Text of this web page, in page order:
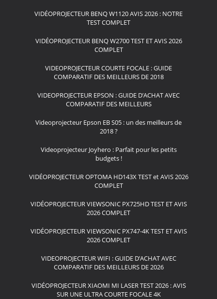
VIDÉOPROJECTEUR BENQ W1120 AVIS 2026 : NOTRE
TEST COMPLET
VIDÉOPROJECTEUR BENQ W2700 TEST ET AVIS 2026
COMPLET
VIDEOPROJECTEUR COURTE FOCALE : GUIDE
COMPARATIF DES MEILLEURS DE 2018
VIDEOPROJECTEUR EPSON : GUIDE D’ACHAT AVEC
COMPARATIF DES MEILLEURS
Videoprojecteur Epson EB S05 : un des meilleurs de
2018 ?
Videoprojecteur Joyhero : Parfait pour les petits
budgets !
VIDÉOPROJECTEUR OPTOMA HD143X TEST et AVIS 2026
COMPLET
VIDÉOPROJECTEUR VIEWSONIC PX725HD TEST ET AVIS
2026 COMPLET
VIDÉOPROJECTEUR VIEWSONIC PX747-4K TEST ET AVIS
2026 COMPLET
VIDEOPROJECTEUR WIFI : GUIDE D’ACHAT AVEC
COMPARATIF DES MEILLEURS DE 2026
VIDÉOPROJECTEUR XIAOMI MI LASER TEST 2026 : AVIS
SUR UNE ULTRA COURTE FOCALE 4K